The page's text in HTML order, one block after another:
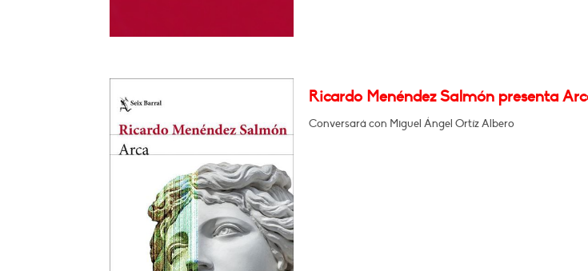
Ricardo Menéndez Salmón presenta
Conversará con Miguel Ángel Ortíz Albero